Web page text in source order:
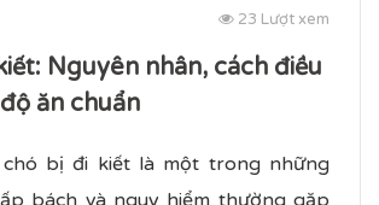
23 Lượt xem
Nguyên nhân, cách điều
ăn chuẩn
bị đi kiết là một trong những
bách và nguy hiểm thường gặp